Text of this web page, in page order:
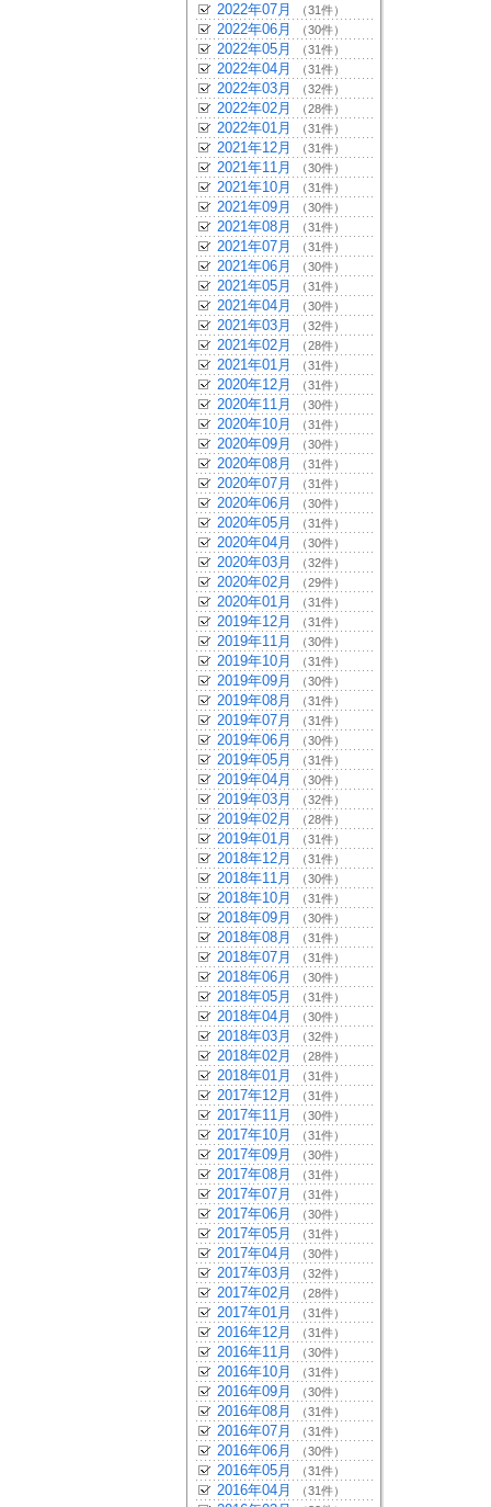
2022年07月 （31件）
2022年06月 （30件）
2022年05月 （31件）
2022年04月 （31件）
2022年03月 （32件）
2022年02月 （28件）
2022年01月 （31件）
2021年12月 （31件）
2021年11月 （30件）
2021年10月 （31件）
2021年09月 （30件）
2021年08月 （31件）
2021年07月 （31件）
2021年06月 （30件）
2021年05月 （31件）
2021年04月 （30件）
2021年03月 （32件）
2021年02月 （28件）
2021年01月 （31件）
2020年12月 （31件）
2020年11月 （30件）
2020年10月 （31件）
2020年09月 （30件）
2020年08月 （31件）
2020年07月 （31件）
2020年06月 （30件）
2020年05月 （31件）
2020年04月 （30件）
2020年03月 （32件）
2020年02月 （29件）
2020年01月 （31件）
2019年12月 （31件）
2019年11月 （30件）
2019年10月 （31件）
2019年09月 （30件）
2019年08月 （31件）
2019年07月 （31件）
2019年06月 （30件）
2019年05月 （31件）
2019年04月 （30件）
2019年03月 （32件）
2019年02月 （28件）
2019年01月 （31件）
2018年12月 （31件）
2018年11月 （30件）
2018年10月 （31件）
2018年09月 （30件）
2018年08月 （31件）
2018年07月 （31件）
2018年06月 （30件）
2018年05月 （31件）
2018年04月 （30件）
2018年03月 （32件）
2018年02月 （28件）
2018年01月 （31件）
2017年12月 （31件）
2017年11月 （30件）
2017年10月 （31件）
2017年09月 （30件）
2017年08月 （31件）
2017年07月 （31件）
2017年06月 （30件）
2017年05月 （31件）
2017年04月 （30件）
2017年03月 （32件）
2017年02月 （28件）
2017年01月 （31件）
2016年12月 （31件）
2016年11月 （30件）
2016年10月 （31件）
2016年09月 （30件）
2016年08月 （31件）
2016年07月 （31件）
2016年06月 （30件）
2016年05月 （31件）
2016年04月 （31件）